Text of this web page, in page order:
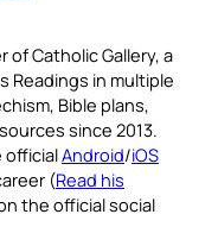
Catholic Gallery, a
Readings in multiple
Bible plans,
since 2013.
officialAndroid/iOS
(Read his
the official social